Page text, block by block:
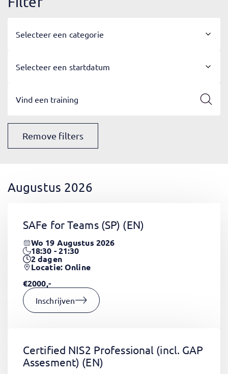
Selecteer een categorie
Selecteer een startdatum
Remove filters
Augustus 2026
SAFe for Teams (SP) (EN)
Wo 19 Augustus 2026
18:30 - 21:30
2dagen
Locatie: Online
€2000,-
Inschrijven
Certified NIS2 Professional (incl. GAP
Assesment) (EN)